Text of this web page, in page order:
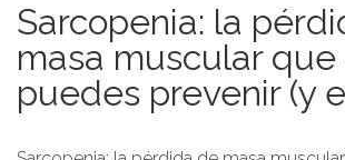
Sarcopenia: la
masa muscular que
puedes prevenir (y